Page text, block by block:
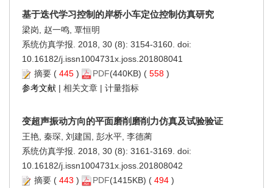
基于迭代学习控制的岸桥小车定位控制仿真研究
梁岗, 赵一鸣, 覃恒明
系统仿真学报. 2018, 30 (8): 3154-3160. doi:
10.16182/j.issn1004731x.joss.201808041
摘要 ( 445 ) PDF(440KB) ( 558 )
参考文献 | 相关文章 | 计量指标
变超声振动方向的平面磨削磨削力仿真及试验验证
王艳, 秦琛, 刘建国, 彭水平, 李德蔺
系统仿真学报. 2018, 30 (8): 3161-3169. doi:
10.16182/j.issn1004731x.joss.201808042
摘要 ( 443 ) PDF(1415KB) ( 494 )